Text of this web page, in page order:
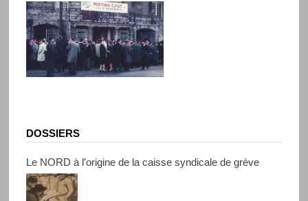
DOSSIERS
Le NORD à l’origine de la caisse syndicale de grève